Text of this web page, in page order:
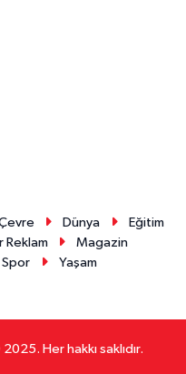
Dünya
Eğitim
Reklam
Magazin
Spor Yaşam
Her hakkı saklıdır.